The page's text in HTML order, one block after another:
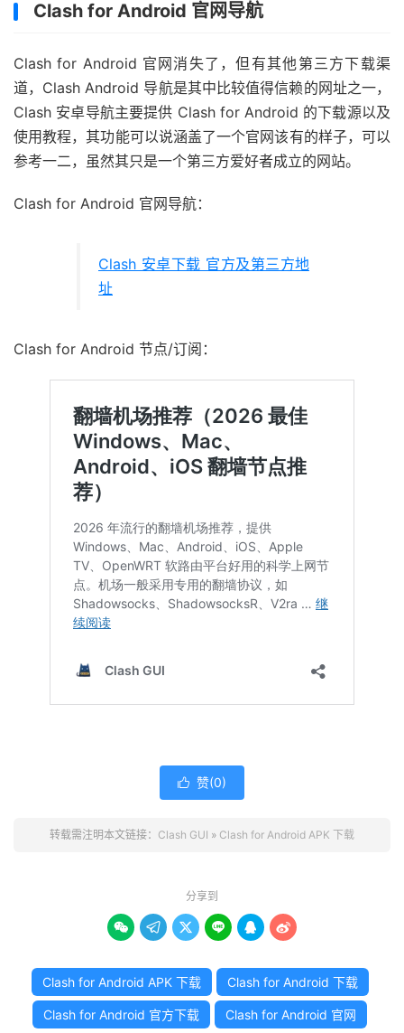
Clash for Android 官网导航
Clash for Android 官网消失了，但有其他第三方下载渠
道，Clash Android 导航是其中比较值得信赖的网址之一，
Clash 安卓导航主要提供 Clash for Android 的下载源以及
使用教程，其功能可以说涵盖了一个官网该有的样子，可以
参考一二，虽然其只是一个第三方爱好者成立的网站。
Clash for Android 官网导航：
Clash 安卓下载 官方及第三方地
址
Clash for Android 节点/订阅：
 赞(0)
转载需注明本文链接： Clash GUI » Clash for Android APK 下载
分享到
     
Clash for Android APK 下载 Clash for Android 下载
Clash for Android 官方下载 Clash for Android 官网